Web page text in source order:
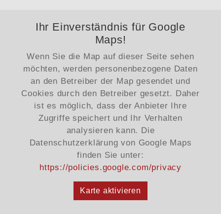
Ihr Einverständnis für Google
Maps!
Wenn Sie die Map auf dieser Seite sehen
möchten, werden personenbezogene Daten
an den Betreiber der Map gesendet und
Cookies durch den Betreiber gesetzt. Daher
ist es möglich, dass der Anbieter Ihre
Zugriffe speichert und Ihr Verhalten
analysieren kann. Die
Datenschutzerklärung von Google Maps
finden Sie unter:
https://policies.google.com/privacy
Karte aktivieren